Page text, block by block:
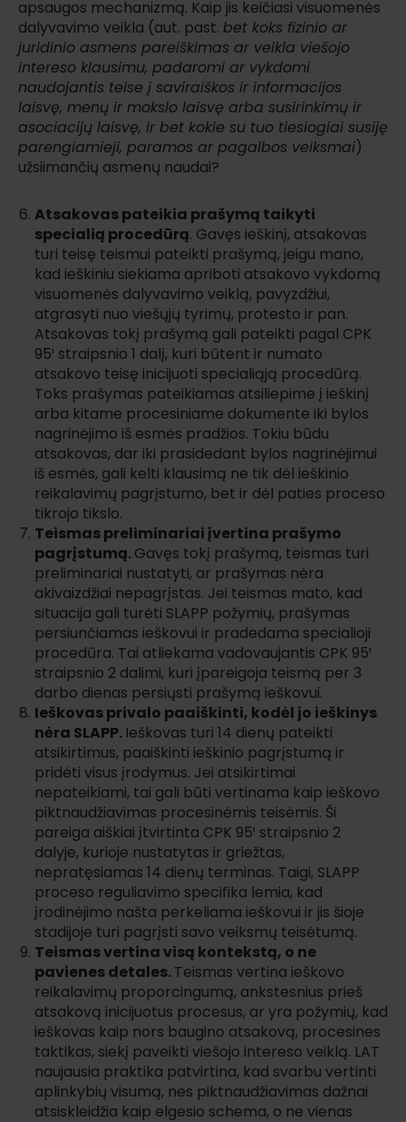
apsaugos mechanizmą. Kaip jis keičiasi visuomenės
dalyvavimo veikla (aut. past. bet koks fizinio ar
juridinio asmens pareiškimas ar veikla viešojo
intereso klausimu, padaromi ar vykdomi
naudojantis teise į saviraiškos ir informacijos
laisvę, menų ir mokslo laisvę arba susirinkimų ir
asociacijų laisvę, ir bet kokie su tuo tiesiogiai susiję
parengiamieji, paramos ar pagalbos veiksmai)
užsiimančių asmenų naudai?
Atsakovas pateikia prašymą taikyti
specialią procedūrą. Gavęs ieškinį, atsakovas
turi teisę teismui pateikti prašymą, jeigu mano,
kad ieškiniu siekiama apriboti atsakovo vykdomą
visuomenės dalyvavimo veiklą, pavyzdžiui,
atgrasyti nuo viešųjų tyrimų, protesto ir pan.
Atsakovas tokį prašymą gali pateikti pagal CPK
95¹ straipsnio 1 dalį, kuri būtent ir numato
atsakovo teisę inicijuoti specialiąją procedūrą.
Toks prašymas pateikiamas atsiliepime į ieškinį
arba kitame procesiniame dokumente iki bylos
nagrinėjimo iš esmės pradžios. Tokiu būdu
atsakovas, dar iki prasidedant bylos nagrinėjimui
iš esmės, gali kelti klausimą ne tik dėl ieškinio
reikalavimų pagrįstumo, bet ir dėl paties proceso
tikrojo tikslo.
Teismas preliminariai įvertina prašymo
pagrįstumą.Gavęs tokį prašymą, teismas turi
preliminariai nustatyti, ar prašymas nėra
akivaizdžiai nepagrįstas. Jei teismas mato, kad
situacija gali turėti SLAPP požymių, prašymas
persiunčiamas ieškovui ir pradedama specialioji
procedūra. Tai atliekama vadovaujantis CPK 95¹
straipsnio 2 dalimi, kuri įpareigoja teismą per 3
darbo dienas persiųsti prašymą ieškovui.
Ieškovas privalo paaiškinti, kodėl jo ieškinys
nėra SLAPP. Ieškovas turi 14 dienų pateikti
atsikirtimus, paaiškinti ieškinio pagrįstumą ir
pridėti visus įrodymus. Jei atsikirtimai
nepateikiami, tai gali būti vertinama kaip ieškovo
piktnaudžiavimas procesinėmis teisėmis. Ši
pareiga aiškiai įtvirtinta CPK 95¹ straipsnio 2
dalyje, kurioje nustatytas ir griežtas,
nepratęsiamas 14 dienų terminas. Taigi, SLAPP
proceso reguliavimo specifika lemia, kad
įrodinėjimo našta perkeliama ieškovui ir jis šioje
stadijoje turi pagrįsti savo veiksmų teisėtumą.
Teismas vertina visą kontekstą, o ne
pavienes detales.Teismas vertina ieškovo
reikalavimų proporcingumą, ankstesnius prieš
atsakovą inicijuotus procesus, ar yra požymių, kad
ieškovas kaip nors baugino atsakovą, procesines
taktikas, siekį paveikti viešojo intereso veiklą. LAT
naujausia praktika patvirtina, kad svarbu vertinti
aplinkybių visumą, nes piktnaudžiavimas dažnai
atsiskleidžia kaip elgesio schema, o ne vienas